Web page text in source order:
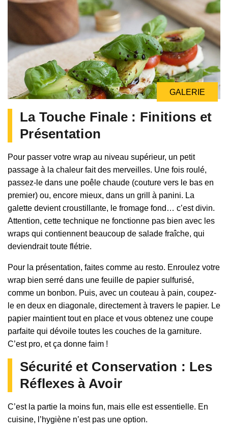
GALERIE
La Touche Finale : Finitions et
Présentation
Pour passer votre wrap au niveau supérieur, un petit
passage à la chaleur fait des merveilles. Une fois roulé,
passez-le dans une poêle chaude (couture vers le bas en
premier) ou, encore mieux, dans un grill à panini. La
galette devient croustillante, le fromage fond… c’est divin.
Attention, cette technique ne fonctionne pas bien avec les
wraps qui contiennent beaucoup de salade fraîche, qui
deviendrait toute flétrie.
Pour la présentation, faites comme au resto. Enroulez votre
wrap bien serré dans une feuille de papier sulfurisé,
comme un bonbon. Puis, avec un couteau à pain, coupez-
le en deux en diagonale, directement à travers le papier. Le
papier maintient tout en place et vous obtenez une coupe
parfaite qui dévoile toutes les couches de la garniture.
C’est pro, et ça donne faim !
Sécurité et Conservation : Les
Réflexes à Avoir
C’est la partie la moins fun, mais elle est essentielle. En
cuisine, l’hygiène n’est pas une option.